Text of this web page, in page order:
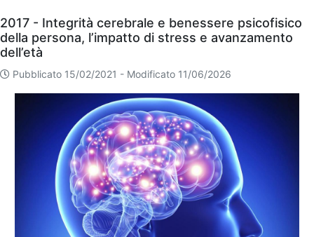
Eventi
2017 - Integrità cerebrale e benessere psicofisico
della persona, l’impatto di stress e avanzamento
dell’età
Pubblicato 15/02/2021 - Modificato 11/06/2026